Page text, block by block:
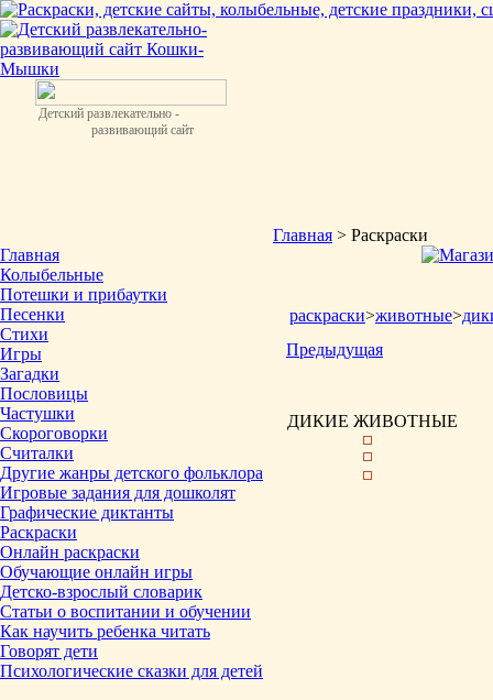
Детский развлекательно -
развивающий сайт
Главная
Колыбельные
Потешки и прибаутки
Песенки
Стихи
Игры
Загадки
Пословицы
Частушки
Скороговорки
Считалки
Другие жанры детского фольклора
Игровые задания для дошколят
Графические диктанты
Раскраски
Онлайн раскраски
Обучающие онлайн игры
Детско-взрослый словарик
Статьи о воспитании и обучении
Как научить ребенка читать
Говорят дети
Психологические сказки для детей
Главная > Раскраски
раскраски>животные>
Предыдущая
ДИКИЕ ЖИВОТНЫЕ